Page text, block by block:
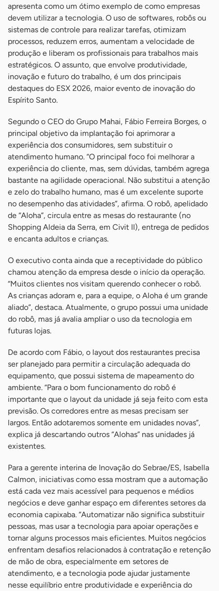
apresenta como um ótimo exemplo de como empresas
devem utilizar a tecnologia. O uso de softwares, robôs ou
sistemas de controle para realizar tarefas, otimizam
processos, reduzem erros, aumentam a velocidade de
produção e liberam os profissionais para trabalhos mais
estratégicos. O assunto, que envolve produtividade,
inovação e futuro do trabalho, é um dos principais
destaques do ESX 2026, maior evento de inovação do
Espírito Santo.
Segundo o CEO do Grupo Mahai, Fábio Ferreira Borges, o
principal objetivo da implantação foi aprimorar a
experiência dos consumidores, sem substituir o
atendimento humano. “O principal foco foi melhorar a
experiência do cliente, mas, sem dúvidas, também agrega
bastante na agilidade operacional. Não substitui a atenção
e zelo do trabalho humano, mas é um excelente suporte
no desempenho das atividades”, afirma. O robô, apelidado
de “Aloha”, circula entre as mesas do restaurante (no
Shopping Aldeia da Serra, em Civit II), entrega de pedidos
e encanta adultos e crianças.
O executivo conta ainda que a receptividade do público
chamou atenção da empresa desde o início da operação.
“Muitos clientes nos visitam querendo conhecer o robô.
As crianças adoram e, para a equipe, o Aloha é um grande
aliado”, destaca. Atualmente, o grupo possui uma unidade
do robô, mas já avalia ampliar o uso da tecnologia em
futuras lojas.
De acordo com Fábio, o layout dos restaurantes precisa
ser planejado para permitir a circulação adequada do
equipamento, que possui sistema de mapeamento do
ambiente. “Para o bom funcionamento do robô é
importante que o layout da unidade já seja feito com esta
previsão. Os corredores entre as mesas precisam ser
largos. Então adotaremos somente em unidades novas”,
explica já descartando outros “Alohas” nas unidades já
existentes.
Para a gerente interina de Inovação do Sebrae/ES, Isabella
Calmon, iniciativas como essa mostram que a automação
está cada vez mais acessível para pequenos e médios
negócios e deve ganhar espaço em diferentes setores da
economia capixaba. “Automatizar não significa substituir
pessoas, mas usar a tecnologia para apoiar operações e
tornar alguns processos mais eficientes. Muitos negócios
enfrentam desafios relacionados à contratação e retenção
de mão de obra, especialmente em setores de
atendimento, e a tecnologia pode ajudar justamente
nesse equilíbrio entre produtividade e experiência do